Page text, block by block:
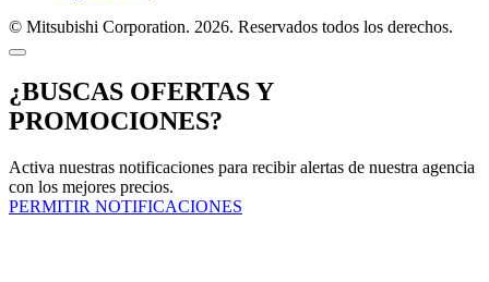
© Mitsubishi Corporation. 2026. Reservados todos los derechos.
¿BUSCAS OFERTAS Y
PROMOCIONES?
Activa nuestras notificaciones para recibir alertas de nuestra agencia
con los mejores precios.
PERMITIR NOTIFICACIONES